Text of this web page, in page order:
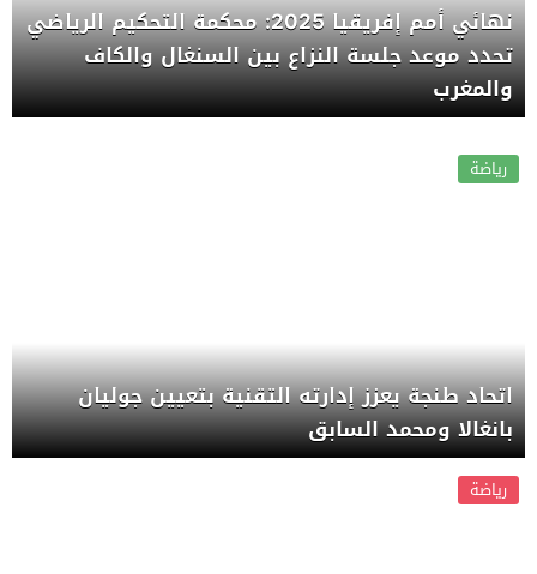
نهائي أمم إفريقيا 2025: محكمة التحكيم الرياضي
تحدد موعد جلسة النزاع بين السنغال والكاف
والمغرب
رياضة
اتحاد طنجة يعزز إدارته التقنية بتعيين جوليان
بانغالا ومحمد السابق
رياضة